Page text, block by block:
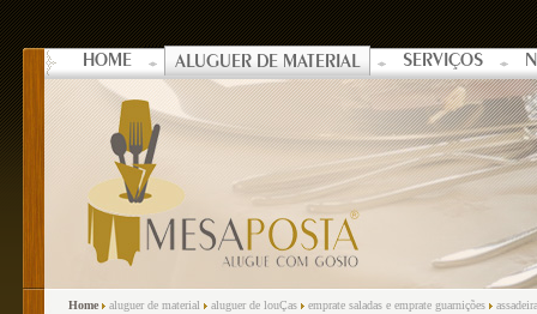
HOME ALUGUER DE MATERIAL SERVIÇOS
Home aluguer de material aluguer de louÇas emprate saladas e emprate guarnições